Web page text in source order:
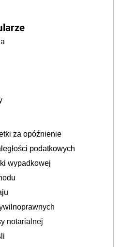
za opóźnienie
podatkowych
wypadkowej
notarialnej